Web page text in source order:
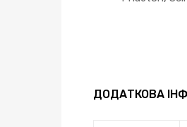
ДОДАТКОВА